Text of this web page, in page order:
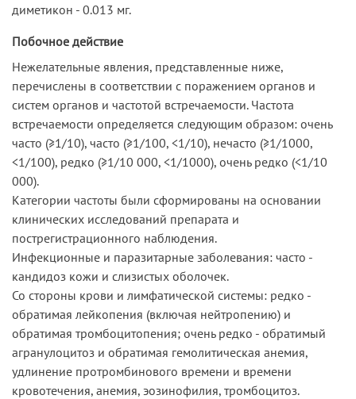
диметикон - 0.013 мг.
Побочное действие
Нежелательные явления, представленные ниже,
перечислены в соответствии с поражением органов и
систем органов и частотой встречаемости. Частота
встречаемости определяется следующим образом: очень
часто (≥1/10), часто (≥1/100, <1/10), нечасто (≥1/1000,
<1/100), редко (≥1/10 000, <1/1000), очень редко (<1/10
000).
Категории частоты были сформированы на основании
клинических исследований препарата и
пострегистрационного наблюдения.
Инфекционные и паразитарные заболевания: часто -
кандидоз кожи и слизистых оболочек.
Со стороны крови и лимфатической системы: редко -
обратимая лейкопения (включая нейтропению) и
обратимая тромбоцитопения; очень редко - обратимый
агранулоцитоз и обратимая гемолитическая анемия,
удлинение протромбинового времени и времени
кровотечения, анемия, эозинофилия, тромбоцитоз.